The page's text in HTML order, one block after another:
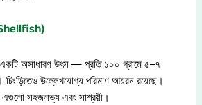
অসাধারণ উৎস — প্রতি ১০০ গ্রামে ৫–৭
চিংড়িতেও উল্লেখযোগ্য পরিমাণ আয়রন রয়েছে।
এগুলো সহজলভ্য এবং সাশ্রয়ী।